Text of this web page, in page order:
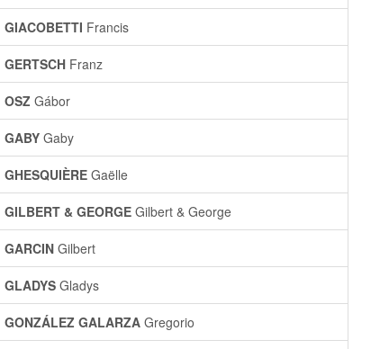
GIACOBETTI Francis
GERTSCH Franz
OSZ Gábor
GABY Gaby
GHESQUIÈRE Gaëlle
GILBERT & GEORGE Gilbert & George
GARCIN Gilbert
GLADYS Gladys
GONZÁLEZ GALARZA Gregorio